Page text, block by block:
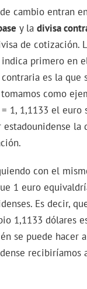
cambio entran
y la divisa
de cotización.
indica primero en
es la que
como
= 1, 1,1133 el euro
estadounidense la
con el
1 euro
Es decir,
1,1133 dólares
se puede hacer
recibiríamos